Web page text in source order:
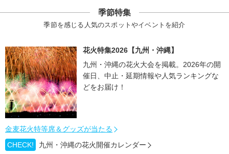
季節特集
季節を感じる人気のスポットやイベントを紹介
花火特集2026【九州・沖縄】
九州・沖縄の花火大会を掲載。2026年の開
催日、中止・延期情報や人気ランキングな
どをお届け！
金麦花火特等席＆グッズが当たる
CHECK!
九州・沖縄の花火開催カレンダー